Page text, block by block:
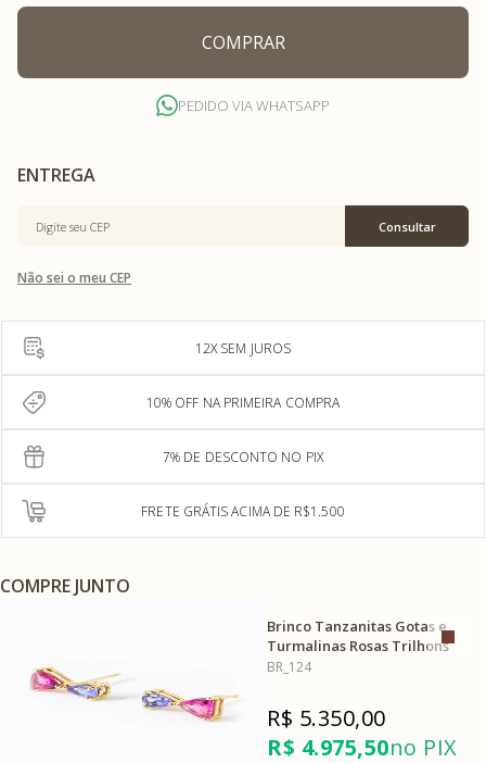
COMPRAR
PEDIDO VIA WHATSAPP
Não sei o meu CEP
12X SEM JUROS
10% OFF NA PRIMEIRA COMPRA
7% DE DESCONTO NO PIX
FRETE GRÁTIS ACIMA DE R$1.500
COMPRE JUNTO
Brinco Tanzanitas Gotas e
Turmalinas Rosas Trilhons
BR_124
R$ 4.975,50no PIX
R$ 5.350,00